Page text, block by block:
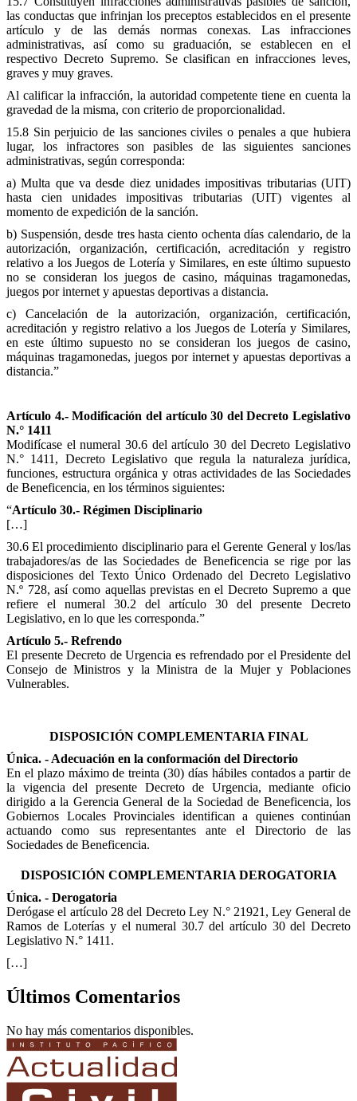
las conductas que infrinjan los preceptos establecidos en el presente
artículo y de las demás normas conexas. Las infracciones
administrativas, así como su graduación, se establecen en el
respectivo Decreto Supremo. Se clasifican en infracciones leves,
graves y muy graves.
Al calificar la infracción, la autoridad competente tiene en cuenta la
gravedad de la misma, con criterio de proporcionalidad.
15.8 Sin perjuicio de las sanciones civiles o penales a que hubiera
lugar, los infractores son pasibles de las siguientes sanciones
administrativas, según corresponda:
a) Multa que va desde diez unidades impositivas tributarias (UIT)
hasta cien unidades impositivas tributarias (UIT) vigentes al
momento de expedición de la sanción.
b) Suspensión, desde tres hasta ciento ochenta días calendario, de la
autorización, organización, certificación, acreditación y registro
relativo a los Juegos de Lotería y Similares, en este último supuesto
no se consideran los juegos de casino, máquinas tragamonedas,
juegos por internet y apuestas deportivas a distancia.
c) Cancelación de la autorización, organización, certificación,
acreditación y registro relativo a los Juegos de Lotería y Similares,
en este último supuesto no se consideran los juegos de casino,
máquinas tragamonedas, juegos por internet y apuestas deportivas a
distancia.”
Artículo 4.- Modificación del artículo 30 del Decreto Legislativo
N.° 1411
Modifícase el numeral 30.6 del artículo 30 del Decreto Legislativo
N.° 1411, Decreto Legislativo que regula la naturaleza jurídica,
funciones, estructura orgánica y otras actividades de las Sociedades
de Beneficencia, en los términos siguientes:
“Artículo 30.- Régimen Disciplinario
[…]
30.6 El procedimiento disciplinario para el Gerente General y los/las
trabajadores/as de las Sociedades de Beneficencia se rige por las
disposiciones del Texto Único Ordenado del Decreto Legislativo
N.º 728, así como aquellas previstas en el Decreto Supremo a que
refiere el numeral 30.2 del artículo 30 del presente Decreto
Legislativo, en lo que les corresponda.”
Artículo 5.- Refrendo
El presente Decreto de Urgencia es refrendado por el Presidente del
Consejo de Ministros y la Ministra de la Mujer y Poblaciones
Vulnerables.
DISPOSICIÓN COMPLEMENTARIA FINAL
Única. - Adecuación en la conformación del Directorio
En el plazo máximo de treinta (30) días hábiles contados a partir de
la vigencia del presente Decreto de Urgencia, mediante oficio
dirigido a la Gerencia General de la Sociedad de Beneficencia, los
Gobiernos Locales Provinciales identifican a quienes continúan
actuando como sus representantes ante el Directorio de las
Sociedades de Beneficencia.
DISPOSICIÓN COMPLEMENTARIA DEROGATORIA
Única. - Derogatoria
Derógase el artículo 28 del Decreto Ley N.° 21921, Ley General de
Ramos de Loterías y el numeral 30.7 del artículo 30 del Decreto
Legislativo N.° 1411.
[…]
Últimos Comentarios
No hay más comentarios disponibles.